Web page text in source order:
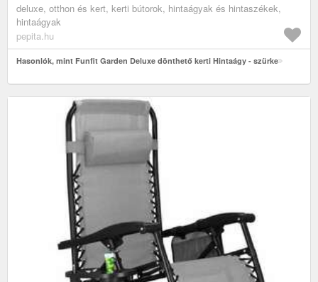
deluxe, otthon és kert, kerti bútorok, hintaágyak és hintaszékek,
hintaágyak
pepita.hu
Hasonlók, mint Funfit Garden Deluxe dönthető kerti Hintaágy - szürke